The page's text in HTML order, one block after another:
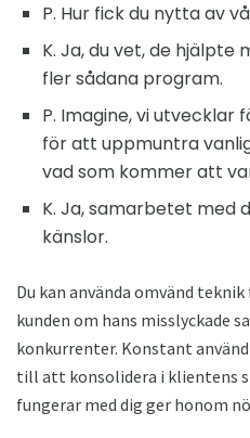
P. Hur fick du nytta av
K. Ja, du vet, de hjälpte
fler sådana program.
P. Imagine, vi
för att uppmuntra
vad som kommer att
K. Ja, samarbetet med
känslor.
Du kan använda omvänd
kunden om hans misslyckade
konkurrenter. Konstant
till att konsolidera i klientens
fungerar med dig ger honom